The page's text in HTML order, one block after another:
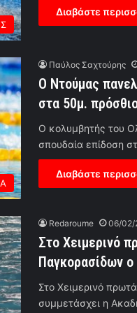
Διαβάστε
Παύλος Σαχτούρης
Ο Ντούμας
στα 50μ.
Ο κολυμβητής του
σπουδαία επίδοση
Διαβάστε
Redaroume 06/02/
Στο Χειμερινό
Παγκορασίδων ο
Στο Χειμερινό
συμμετάσχει η